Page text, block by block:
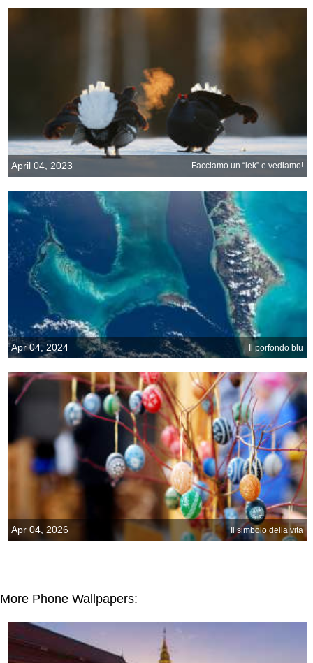
April 04, 2023 Facciamo un “lek” e vediamo!
Apr 04, 2024 Il porfondo blu
Apr 04, 2026 Il simbolo della vita
More Phone Wallpapers: